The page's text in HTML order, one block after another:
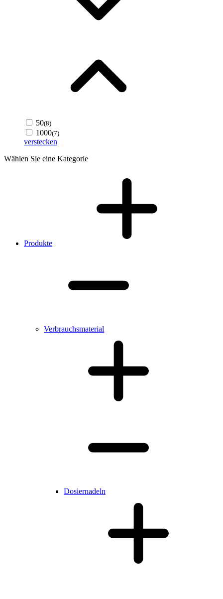
50(8)
1000(7)
verstecken
Wählen Sie eine Kategorie
Produkte
Verbrauchsmaterial
Dosiernadeln